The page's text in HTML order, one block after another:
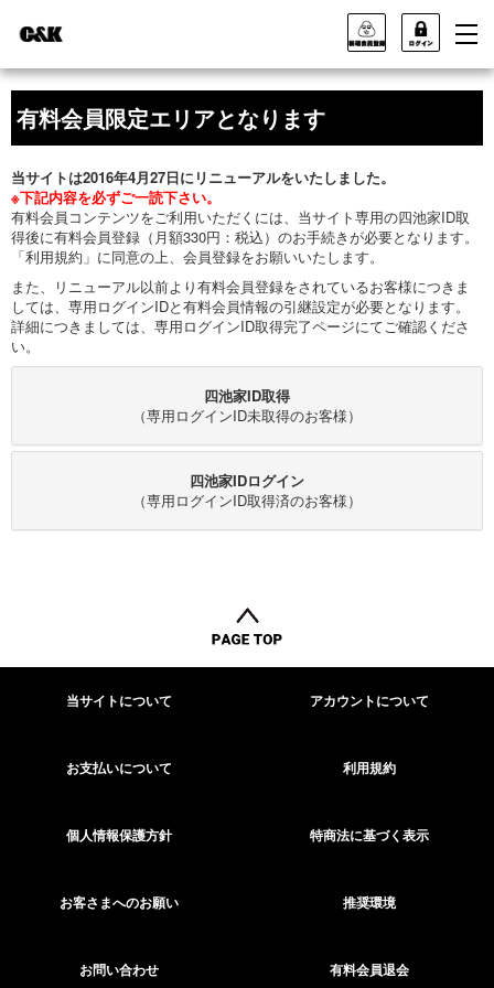
有料会員限定エリアとなります
当サイトは2016年4月27日にリニューアルをいたしました。
※下記内容を必ずご一読下さい。
有料会員コンテンツをご利用いただくには、当サイト専用の四池家ID取
得後に有料会員登録（月額330円：税込）のお手続きが必要となります。
「利用規約」に同意の上、会員登録をお願いいたします。
また、リニューアル以前より有料会員登録をされているお客様につきま
しては、専用ログインIDと有料会員情報の引継設定が必要となります。
詳細につきましては、専用ログインID取得完了ページにてご確認くださ
い。
四池家ID取得
（専用ログインID未取得のお客様）
四池家IDログイン
（専用ログインID取得済のお客様）
当サイトについて アカウントについて
お支払いについて 利用規約
個人情報保護方針 特商法に基づく表示
お客さまへのお願い 推奨環境
お問い合わせ 有料会員退会